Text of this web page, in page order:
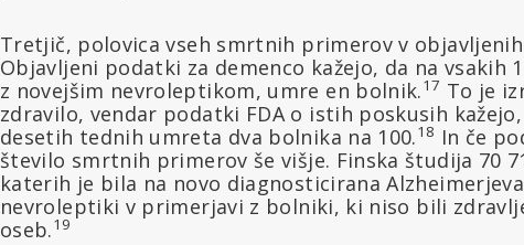
Tretjič, polovica vseh smrtnih primerov v
Objavljeni podatki za demenco kažejo, da na vsakih
z novejšim nevroleptikom, umre en bolnik.17 To je
zdravilo, vendar podatki FDA o istih poskusih
desetih tednih umreta dva bolnika na 100.18 In če
število smrtnih primerov še višje. Finska študija 70
katerih je bila na novo diagnosticirana
nevroleptiki v primerjavi z bolniki, ki niso bili
oseb.19